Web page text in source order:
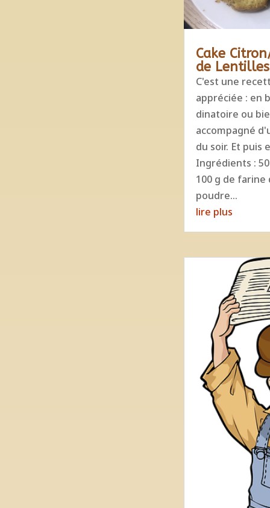
Cake
de
C'est une
appréciée : en
dinatoire ou
accompagné
du soir. Et puis
Ingrédients :
100 g de farine
poudre...
lire plus